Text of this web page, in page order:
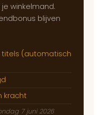
winkelmand.
blijven
titels (automatisch
kracht
7 juni 2026